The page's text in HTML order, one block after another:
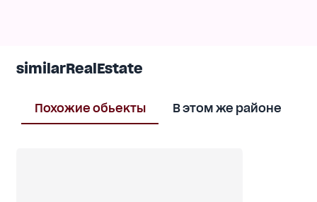
similarRealEstate
Похожие обьекты В этом же районе